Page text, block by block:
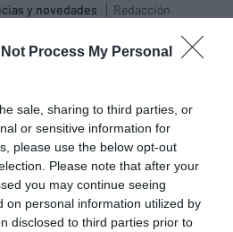
Not Process My Personal
sale, sharing to third parties, or
or sensitive information for
please use the below opt-out
Please note that after your
you may continue seeing
on personal information utilized by
disclosed to third parties prior to
y novedades
Redacción
Oficial de Farmacéuticos de
celebrará el martes 21 de febrero la
tendrá lugar en el Ateneo de Madrid.
sociales y fuerzas políticas
por el mantenimiento del
de farmacia
y novedades
Redacción
2015